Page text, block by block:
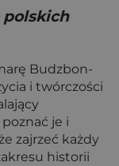
polskich
Budzbon-
i twórczości
je i
zajrzeć każdy
historii